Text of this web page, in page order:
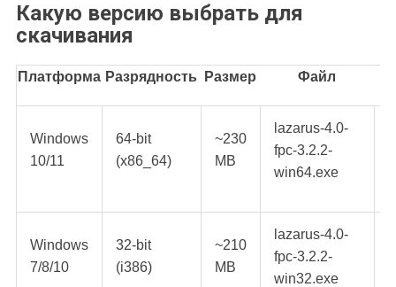
Какую версию выбрать для
скачивания
Платформа Разрядность Размер Файл
Windows
10/11
64-bit
(x86_64)
~230
MB
lazarus-4.0-
fpc-3.2.2-
win64.exe
Windows
7/8/10
32-bit
(i386)
~210
MB
lazarus-4.0-
fpc-3.2.2-
win32.exe